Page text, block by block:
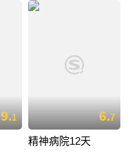
9.1 6.7
精神病院12天